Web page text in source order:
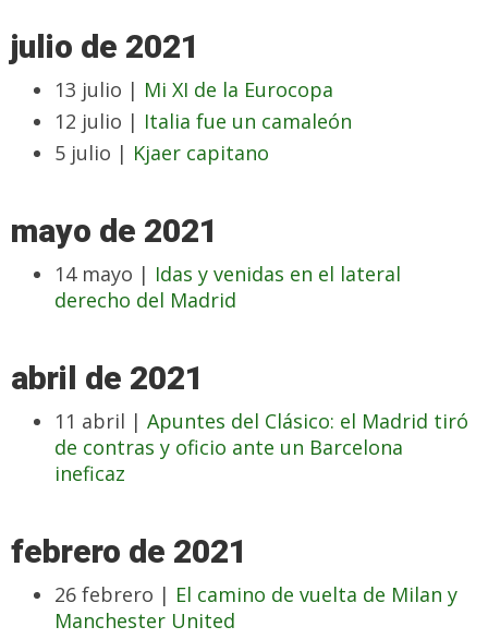
julio de 2021
13 julio | Mi XI de la Eurocopa
12 julio | Italia fue un camaleón
5 julio | Kjaer capitano
mayo de 2021
14 mayo | Idas y venidas en el lateral
derecho del Madrid
abril de 2021
11 abril | Apuntes del Clásico: el Madrid tiró
de contras y oficio ante un Barcelona
ineficaz
febrero de 2021
26 febrero | El camino de vuelta de Milan y
Manchester United